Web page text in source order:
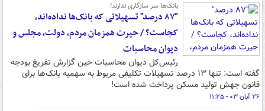
بانک‌ها سر سازگاری ندارند!
"۸۷ درصد" تسهیلاتی که بانک‌ها نداده‌اند،
کجاست؟ / حیرت همزمان مردم، دولت، مجلس و
دیوان محاسبات
رئیس‌کل دیوان محاسبات حین گزارش تفریغ بودجه
گفته است: تنها ۱۳ درصد تسهیلات تکلیفی مربوط به سهمیه بانک‌ها برای
قانون جهش تولید مسکن پرداخت شده است!
۲۶ آبان ۰۳ - ۱۱:۲۵